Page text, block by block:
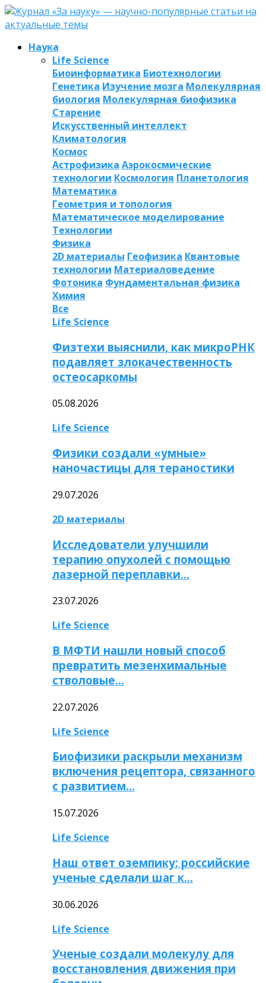
Наука
Life Science
Биоинформатика Биотехнологии
Генетика Изучение мозга Молекулярная
биология Молекулярная биофизика
Старение
Искусственный интеллект
Климатология
Космос
Астрофизика Аэрокосмические
технологии Космология Планетология
Математика
Геометрия и топология
Математическое моделирование
Технологии
Физика
2D материалы Геофизика Квантовые
технологии Материаловедение
Фотоника Фундаментальная физика
Химия
Все
Life Science
Физтехи выяснили, как микроРНК
подавляет злокачественность
остеосаркомы
05.08.2026
Life Science
Физики создали «умные»
наночастицы для тераностики
29.07.2026
2D материалы
Исследователи улучшили
терапию опухолей с помощью
лазерной переплавки…
23.07.2026
Life Science
В МФТИ нашли новый способ
превратить мезенхимальные
стволовые…
22.07.2026
Life Science
Биофизики раскрыли механизм
включения рецептора, связанного
с развитием…
15.07.2026
Life Science
Наш ответ оземпику: российские
ученые сделали шаг к…
30.06.2026
Life Science
Ученые создали молекулу для
восстановления движения при